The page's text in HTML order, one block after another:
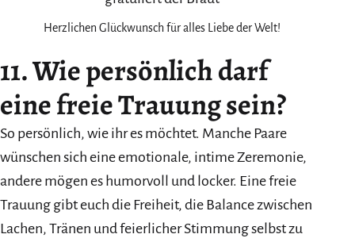
Herzlichen Glückwunsch für alles Liebe der Welt!
11. Wie persönlich darf
eine freie Trauung sein?
So persönlich, wie ihr es möchtet. Manche Paare
wünschen sich eine emotionale, intime Zeremonie,
andere mögen es humorvoll und locker. Eine freie
Trauung gibt euch die Freiheit, die Balance zwischen
Lachen, Tränen und feierlicher Stimmung selbst zu